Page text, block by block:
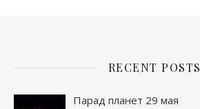
RECENT POSTS
Парад планет 29 мая